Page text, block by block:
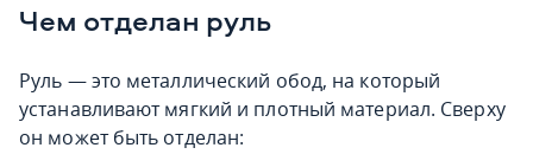
Чем отделан руль
Руль — это металлический обод, на который
устанавливают мягкий и плотный материал. Сверху
он может быть отделан: